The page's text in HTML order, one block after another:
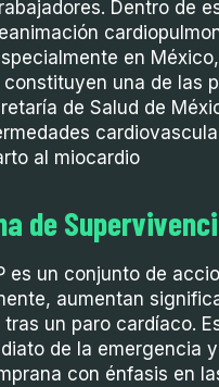
Dentro de
en
una de las
de Salud de
al miocardio
de
es un conjunto de
aumentan
un paro cardíaco.
de la emergencia
con énfasis en